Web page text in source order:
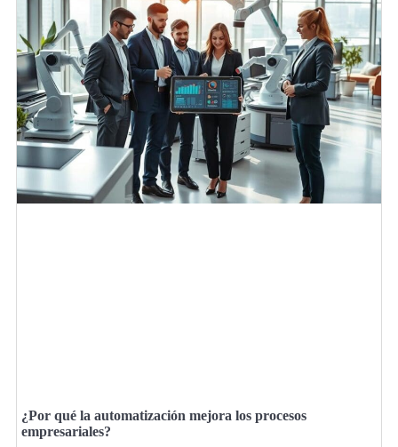
¿Por qué la automatización mejora los procesos
empresariales?